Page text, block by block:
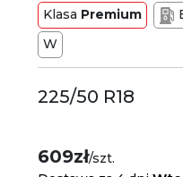
Klasa Premium
W
225/50 R18
609zł/szt.